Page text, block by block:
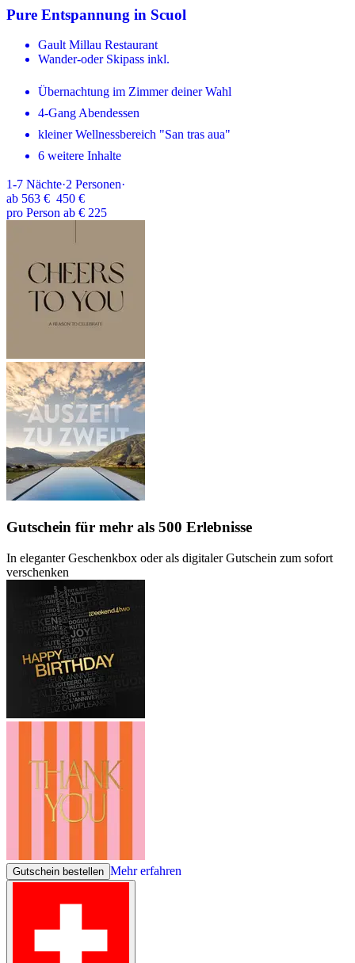
Pure Entspannung in Scuol
Gault Millau Restaurant
Wander-oder Skipass inkl.
Übernachtung im Zimmer deiner Wahl
4-Gang Abendessen
kleiner Wellnessbereich "San tras aua"
6 weitere Inhalte
1-7 Nächte·2 Personen·
ab 563 € 450 €
pro Person ab € 225
Gutschein für mehr als 500 Erlebnisse
In eleganter Geschenkbox oder als digitaler Gutschein zum sofort
verschenken
Gutschein bestellen Mehr erfahren